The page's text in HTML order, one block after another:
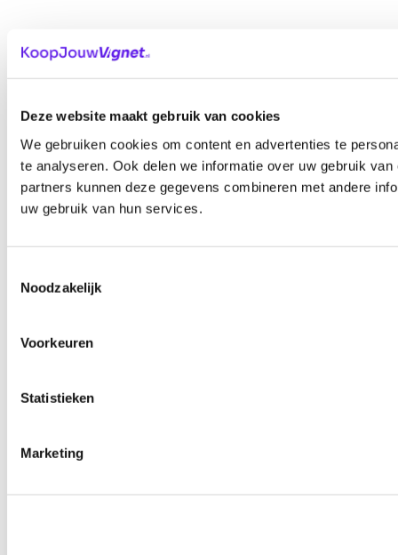
Deze website maakt gebruik van cookies
We gebruiken cookies om content en advertenties te
te analyseren. Ook delen we informatie over uw gebruik
partners kunnen deze gegevens combineren met andere
uw gebruik van hun services.
Noodzakelijk
Voorkeuren
Statistieken
Marketing